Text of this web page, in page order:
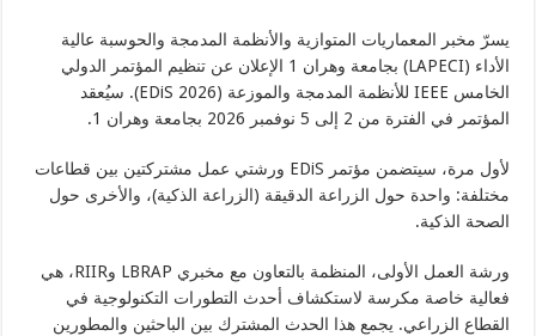
يسرّ مخبر المعماريات المتوازية والأنظمة المدمجة والحوسبة عالية
الأداء (LAPECI) بجامعة وهران 1 الإعلان عن تنظيم المؤتمر الدولي
الخامس IEEE للأنظمة المدمجة والموزعة (EDiS 2026). سيُعقد
المؤتمر في الفترة من 2 إلى 5 نوفمبر 2026 بجامعة وهران 1.
لأول مرة، سيتضمن مؤتمر EDiS ورشتي عمل مشتركتين بين قطاعات
مختلفة: واحدة حول الزراعة الدقيقة (الزراعة الذكية)، والأخرى حول
الصحة الذكية.
ورشة العمل الأولى، المنظمة بالتعاون مع مخبري LBRAP وRIIR، هي
فعالية خاصة مكرسة لاستكشاف أحدث التطورات التكنولوجية في
القطاع الزراعي. يجمع هذا الحدث المشترك بين الباحثين والمطورين